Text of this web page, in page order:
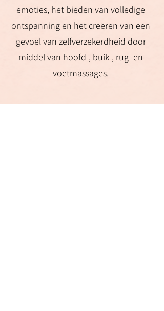
emoties, het bieden van volledige
ontspanning en het creëren van een
gevoel van zelfverzekerdheid door
middel van hoofd-, buik-, rug- en
voetmassages.